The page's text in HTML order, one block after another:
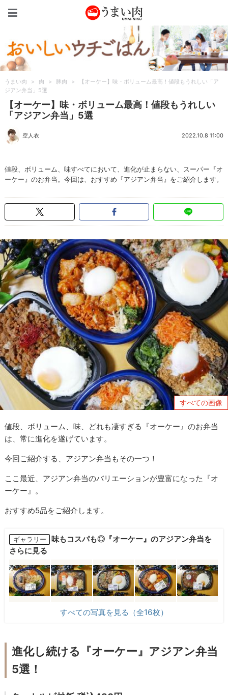
うまい肉 > 肉 > 豚肉 >
【オーケー】味・ボリューム最高！値段もうれしい「ア
ジアン弁当」5選
【オーケー】味・ボリューム最高！値段もうれしい
「アジアン弁当」5選
空人衣 2022.10.8 11:00
値段、ボリューム、味すべてにおいて、進化が止まらない、スーパー『オ
ーケー』のお弁当。今回は、おすすめ『アジアン弁当』をご紹介します。
すべての画像
値段、ボリューム、味、どれも凄すぎる『オーケー』のお弁当
は、常に進化を遂げています。
今回ご紹介する、アジアン弁当もその一つ！
ここ最近、アジアン弁当のバリエーションが豊富になった『オ
ーケー』。
おすすめ5品をご紹介します。
ギャラリー
味もコスパも◎『オーケー』のアジアン弁当を
さらに見る
すべての写真を見る（全16枚）
進化し続ける『オーケー』アジアン弁当
5選！